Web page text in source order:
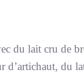
du lait cru de
d’artichaut, du